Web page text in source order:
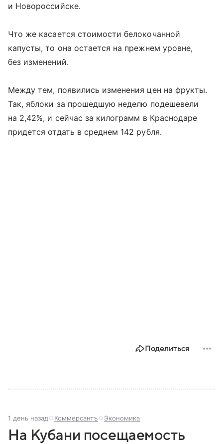
и Новороссийске.
Что же касается стоимости белокочанной
капусты, то она остается на прежнем уровне,
без изменений.
Между тем, появились изменения цен на фрукты.
Так, яблоки за прошедшую неделю подешевели
на 2,42%, и сейчас за килограмм в Краснодаре
придется отдать в среднем 142 рубля.
Поделиться
1 день назад Коммерсантъ Экономика
На Кубани посещаемость